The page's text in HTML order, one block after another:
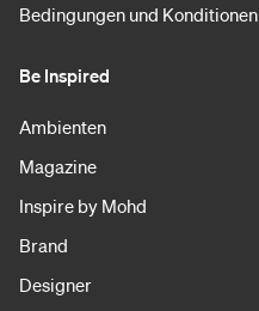
Bedingungen und Konditionen
Be Inspired
Ambienten
Magazine
Inspire by Mohd
Brand
Designer